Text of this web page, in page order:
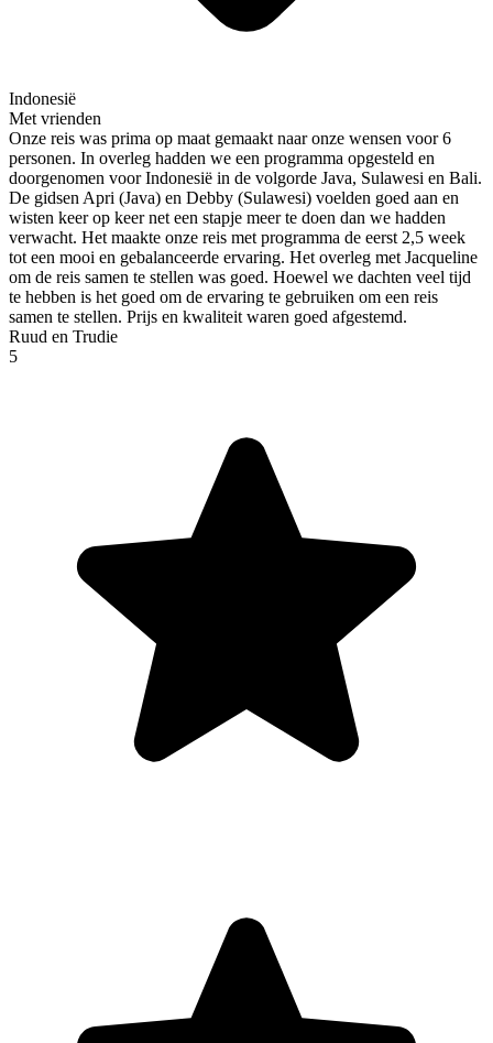
Indonesië
Met vrienden
Onze reis was prima op maat gemaakt naar onze wensen voor 6
personen. In overleg hadden we een programma opgesteld en
doorgenomen voor Indonesië in de volgorde Java, Sulawesi en Bali.
De gidsen Apri (Java) en Debby (Sulawesi) voelden goed aan en
wisten keer op keer net een stapje meer te doen dan we hadden
verwacht. Het maakte onze reis met programma de eerst 2,5 week
tot een mooi en gebalanceerde ervaring. Het overleg met Jacqueline
om de reis samen te stellen was goed. Hoewel we dachten veel tijd
te hebben is het goed om de ervaring te gebruiken om een reis
samen te stellen. Prijs en kwaliteit waren goed afgestemd.
Ruud en Trudie
5